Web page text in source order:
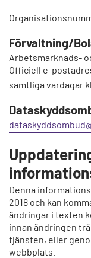
Förvaltning/
Arbetsmarknads-
Officiell e-
samtliga vardagar
Denna
2018 och kan
ändringar i texten
innan ändringen
tjänsten, eller
webbplats.